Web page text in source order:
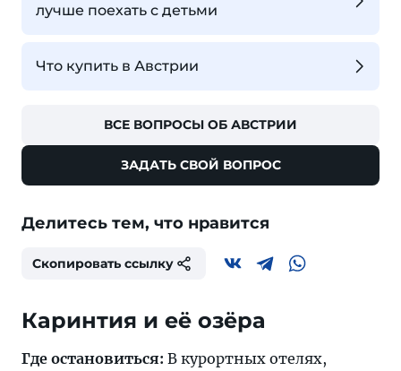
лучше поехать с детьми
Что купить в Австрии
ВСЕ ВОПРОСЫ ОБ АВСТРИИ
ЗАДАТЬ СВОЙ ВОПРОС
Делитесь тем, что нравится
Скопировать ссылку
Каринтия и её озёра
Где остановиться: В курортных отелях,